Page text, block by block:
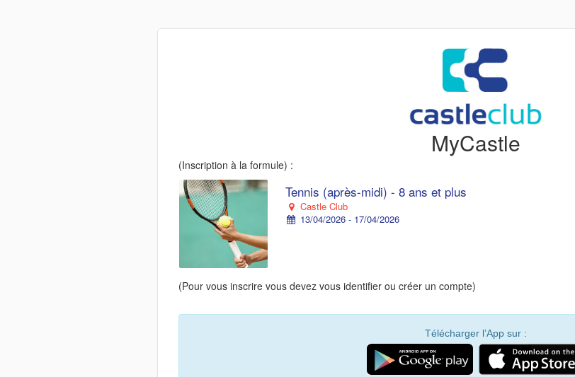
MyCastle
(Inscription à la formule) :
Tennis (après-midi) - 8 ans et plus
Castle Club
13/04/2026 - 17/04/2026
(Pour vous inscrire vous devez vous identifier ou créer un compte)
Télécharger l’App sur :